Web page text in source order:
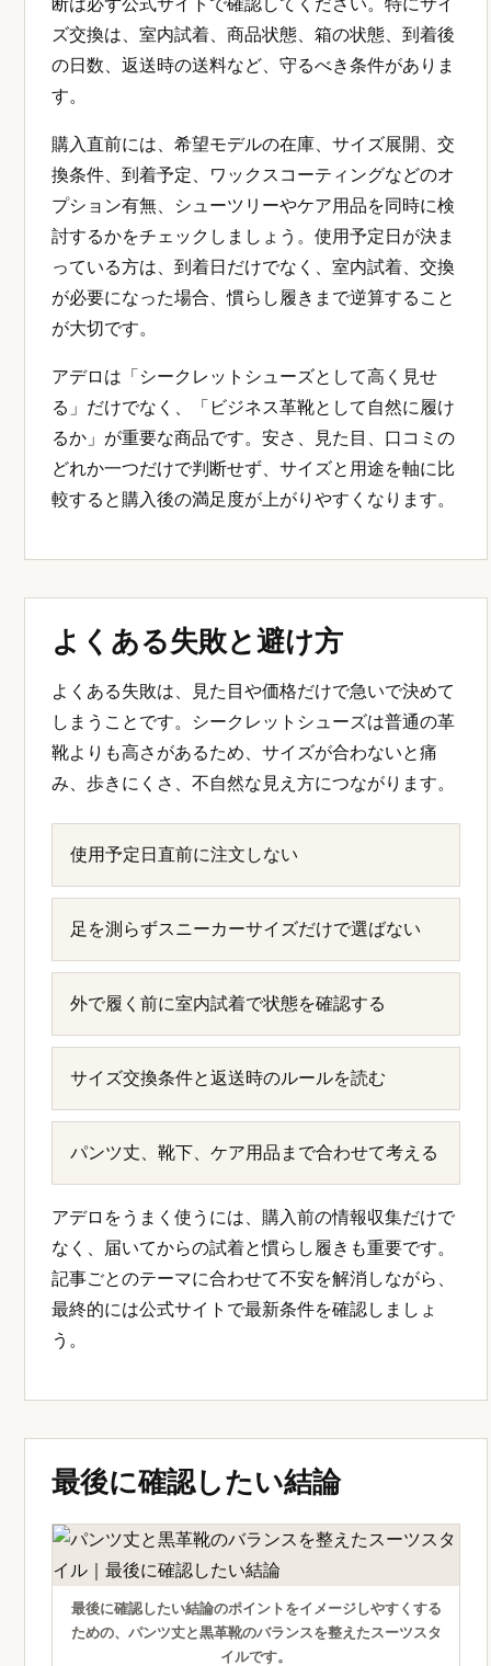
ズ交換は、室内試着、商品状態、箱の状態、到着後
の日数、返送時の送料など、守るべき条件がありま
す。
購入直前には、希望モデルの在庫、サイズ展開、交
換条件、到着予定、ワックスコーティングなどのオ
プション有無、シューツリーやケア用品を同時に検
討するかをチェックしましょう。使用予定日が決ま
っている方は、到着日だけでなく、室内試着、交換
が必要になった場合、慣らし履きまで逆算すること
が大切です。
アデロは「シークレットシューズとして高く見せ
る」だけでなく、「ビジネス革靴として自然に履け
るか」が重要な商品です。安さ、見た目、口コミの
どれか一つだけで判断せず、サイズと用途を軸に比
較すると購入後の満足度が上がりやすくなります。
よくある失敗と避け方
よくある失敗は、見た目や価格だけで急いで決めて
しまうことです。シークレットシューズは普通の革
靴よりも高さがあるため、サイズが合わないと痛
み、歩きにくさ、不自然な見え方につながります。
使用予定日直前に注文しない
足を測らずスニーカーサイズだけで選ばない
外で履く前に室内試着で状態を確認する
サイズ交換条件と返送時のルールを読む
パンツ丈、靴下、ケア用品まで合わせて考える
アデロをうまく使うには、購入前の情報収集だけで
なく、届いてからの試着と慣らし履きも重要です。
記事ごとのテーマに合わせて不安を解消しながら、
最終的には公式サイトで最新条件を確認しましょ
う。
最後に確認したい結論
最後に確認したい結論のポイントをイメージしやすくする
ための、パンツ丈と黒革靴のバランスを整えたスーツスタ
イルです。